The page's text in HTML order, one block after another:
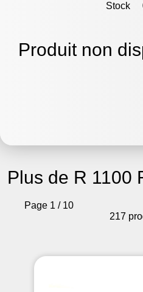
Stock
Produit non
Plus de R 1100
Page 1 / 10
217